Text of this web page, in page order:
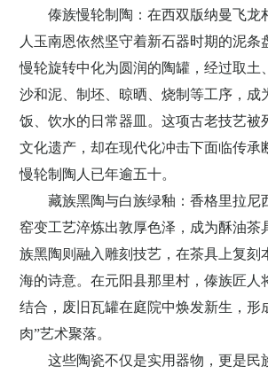
傣族慢轮制陶：在西双版纳曼飞龙
人玉南恩依然坚守着新石器时期的泥条
慢轮旋转中化为圆润的陶罐，经过取土
沙和泥、制坯、晾晒、烧制等工序，成
饭、饮水的日常器皿。这项古老技艺被
文化遗产，却在现代化冲击下面临传承
慢轮制陶人已年逾五十。
藏族黑陶与白族绿釉：香格里拉尼
窑变工艺淬炼出敦厚色泽，成为酥油茶
族黑陶则融入雕刻技艺，在茶具上复刻
海的诗意。在元阳县那里村，傣族匠人
结合，废旧瓦罐在庭院中焕发新生，形
肉”艺术聚落。
这些陶瓷不仅是实用器物，更是民